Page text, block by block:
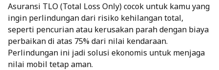
Asuransi TLO (Total Loss Only) cocok untuk kamu yang
ingin perlindungan dari risiko kehilangan total,
seperti pencurian atau kerusakan parah dengan biaya
perbaikan di atas 75% dari nilai kendaraan.
Perlindungan ini jadi solusi ekonomis untuk menjaga
nilai mobil tetap aman.